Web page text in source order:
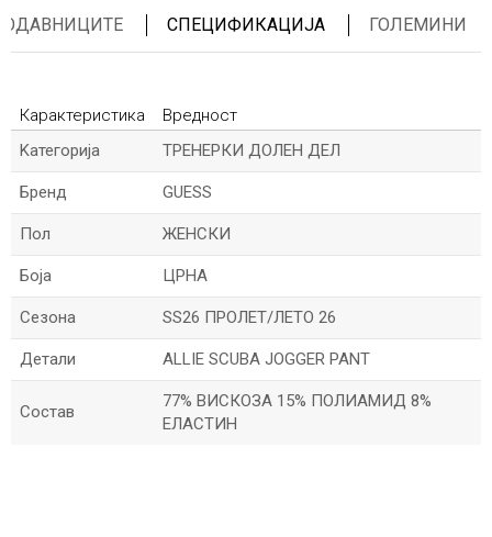
СПЕЦИФИКАЦИЈА ГОЛЕМИНИ
Карактеристика
Вредност
Kатегорија
ТРЕНЕРКИ ДОЛЕН ДЕЛ
Бренд GUESS
Пол ЖЕНСКИ
Боја ЦРНА
Сезона SS26 ПРОЛЕТ/ЛЕТО 26
Детали ALLIE SCUBA JOGGER PANT
Состав
77% ВИСКОЗА 15% ПОЛИАМИД 8%
ЕЛАСТИН